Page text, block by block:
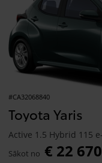
#CA32068840
Toyota Yaris
Sākot no € 22 670